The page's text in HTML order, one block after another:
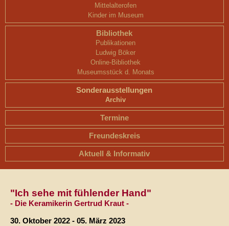
Mittelalterofen
Kinder im Museum
Bibliothek
Publikationen
Ludwig Böker
Online-Bibliothek
Museumsstück d. Monats
Sonderausstellungen
Archiv
Termine
Freundeskreis
Aktuell & Informativ
"Ich sehe mit fühlender Hand"
- Die Keramikerin Gertrud Kraut -
30. Oktober 2022 - 05. März 2023